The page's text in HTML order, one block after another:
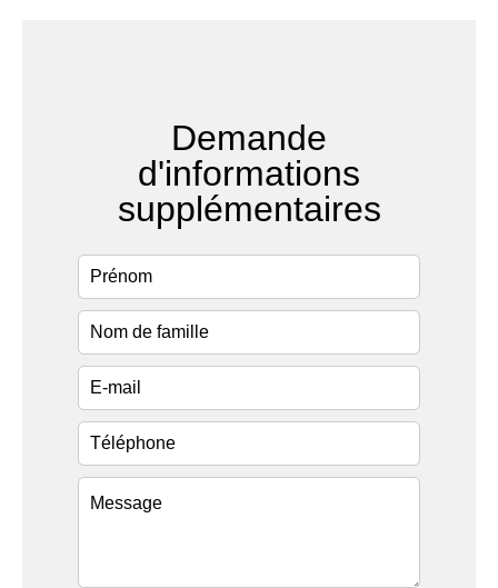
Demande
d'informations
supplémentaires